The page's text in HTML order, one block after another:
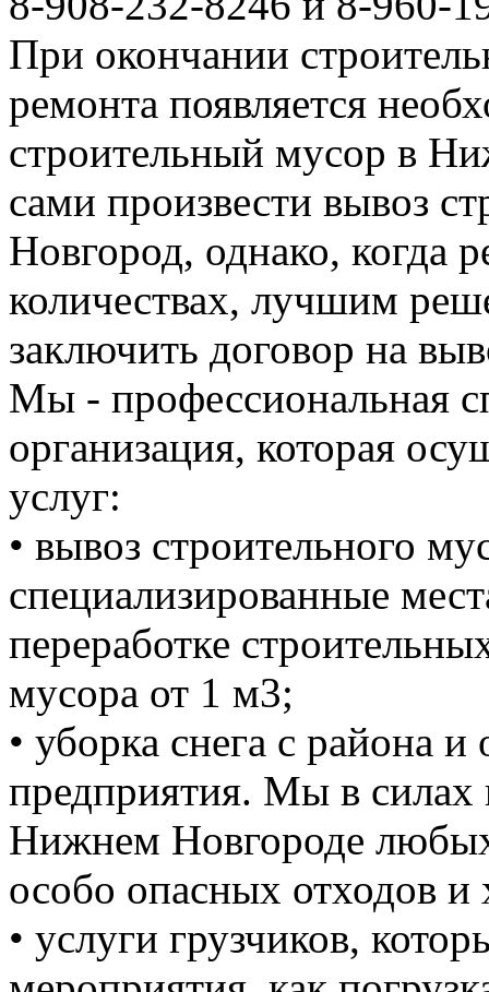
При окончании
ремонта появляется
строительный мусор в
сами произвести вывоз
Новгород, однако, когда
количествах, лучшим
заключить договор на
Мы - профессиональная
организация, которая
услуг:
• вывоз строительного
специализированные
переработке
мусора от 1 м3;
• уборка снега с района
предприятия. Мы в силах
Нижнем Новгороде
особо опасных отходов и
• услуги грузчиков,